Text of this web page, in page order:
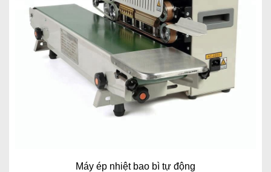
Máy ép nhiệt bao bì tự động